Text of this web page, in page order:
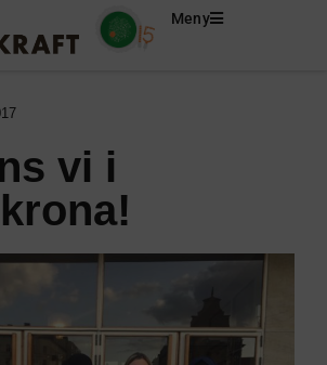
Meny
vi i